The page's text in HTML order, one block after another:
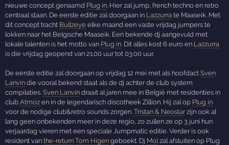
nieuwe concept genaamd Plug in . Hier zal jump, french techno en retro
centraal staan. De eerste editie zal doorgaan in Lazzurra te Maaseik. Met
dit concept tracht Bullzeye elke maand een vaste vrijdag jumpers te
lokken naar het Belgische Maaseik. Een bekende dj aangevuld met
lokale talenten is het motto van Plug in . Dit alles kost 6 euro en Lazzurra
is die vrijdag geopend van 21.00 uur tot 03.00 uur.
De eerste editie zal doorgaan op vrijdag 12 mei met als hoofdactSven
Lanvin die vooral bekend staat als de dj achter de club system
compilaties.Sven Lanvin draait al jaren mee in België met residenties in
clubAtmoz en in de legendarisch discotheek Zillion. Hij zal op Plug in
voor de nodige club&retro sounds zorgen.Tristan & Neostarzijn ook al
lang geen onbekenden meer in deze regio, zo zullen ze op 3 juni hun
verjaardag vieren met een speciale Jumpmatic editie. Verder is ook
resident vanthe-return Tom Higen geboekt. Dj Mol zal afsluiten op Plug